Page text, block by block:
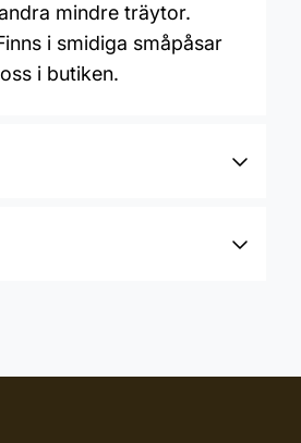
mindre träytor.
i smidiga småpåsar
i butiken.